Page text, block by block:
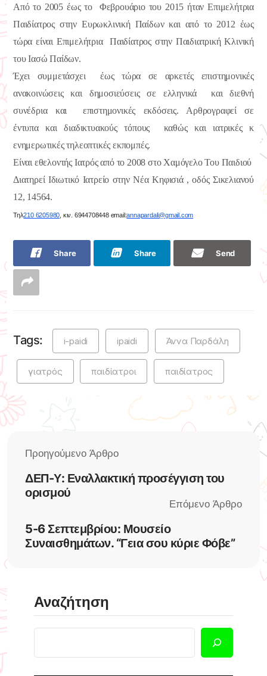
Από το 2005 έως το Φεβρουάριο του 2015 ήταν Επιμελήτρια
Παιδίατρος στην Ευρωκλινική Παίδων και από το 2012 έως
τώρα είναι Επιμελήτρια Παιδίατρος στην Παιδιατρική Κλινική
του Ιασώ Παίδων.
Έχει συμμετάσχει έως τώρα σε αρκετές επιστημονικές
ανακοινώσεις και δημοσιεύσεις σε ελληνικά και διεθνή
συνέδρια και επιστημονικές εκδόσεις. Αρθρογραφεί σε
έντυπα και διαδικτυακούς τόπους καθώς και ιατρικές κ
ενημερωτικές τηλεοπτικές εκπομπές.
Είναι εθελοντής Ιατρός από το 2008 στο Χαμόγελο Του Παιδιού
Διατηρεί Ιδιωτικό Ιατρείο στην Νέα Κηφισιά , οδός Σικελιανού
12, 14564.
Τηλ210 6205980 , κιν. 6944708448 email:annapardali@gmail.com
Share Share Send
Tags: i-paidi ipaidi Άννα Παρδάλη
γιατρός παιδίατροι παιδίατρος
ΔΕΠ-Υ: Εναλλακτική προσέγγιση του
ορισμού
5-6 Σεπτεμβρίου: Μουσείο
Συναισθημάτων. “Γεια σου κύριε Φόβε”
Αναζήτηση